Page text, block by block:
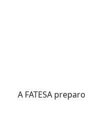
A FATESA